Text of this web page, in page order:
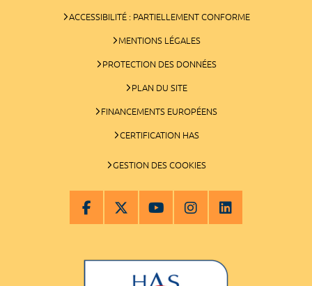
ACCESSIBILITÉ : PARTIELLEMENT CONFORME
MENTIONS LÉGALES
PROTECTION DES DONNÉES
PLAN DU SITE
FINANCEMENTS EUROPÉENS
CERTIFICATION HAS
GESTION DES COOKIES